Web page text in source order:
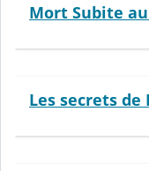
Mort Subite
Les secrets de